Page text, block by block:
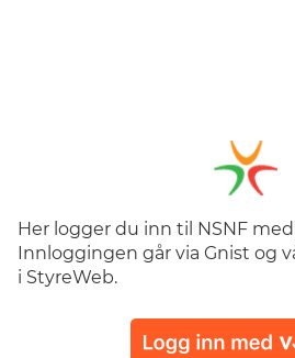
Her logger du inn til NSNF
Innloggingen går via Gnist og
i StyreWeb.